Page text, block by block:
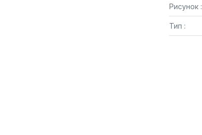
Рисунок :
Тип :